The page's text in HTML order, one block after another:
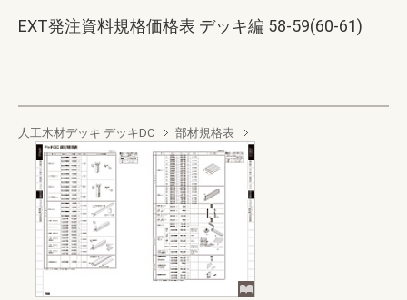
EXT発注資料規格価格表 デッキ編 58-59(60-61)
人工木材デッキ デッキDC 部材規格表